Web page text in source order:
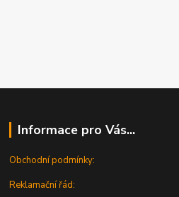
Informace pro Vás...
Obchodní podmínky:
Reklamační řád: